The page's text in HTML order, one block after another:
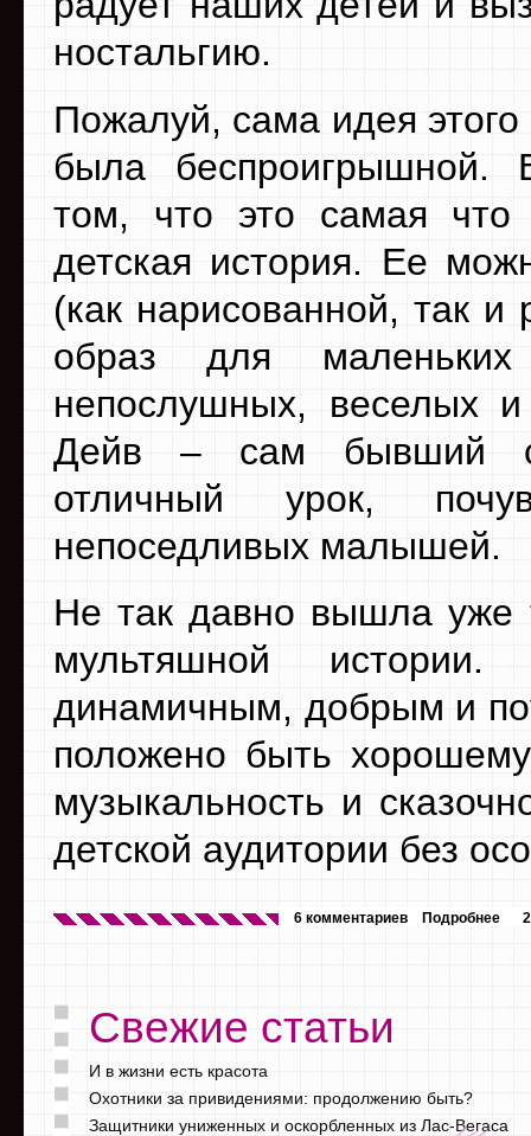
ностальгию.
Пожалуй, сама идея
была беспроигрышной.
том, что это самая
детская история. Ее
(как нарисованной, так
образ для
непослушных, веселых
Дейв – сам бывший
отличный урок,
непоседливых малышей.
Не так давно вышла уже
мультяшной
динамичным, добрым и
положено быть
музыкальность и
детской аудитории без
6 комментариев Подробнее
Свежие статьи
И в жизни есть красота
Охотники за привидениями: продолжению быть?
Защитники униженных и оскорбленных из Лас-Вегаса